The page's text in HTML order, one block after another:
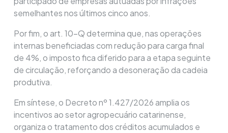
semelhantes nos últimos cinco anos.
Por fim, o art. 10-Q determina que, nas operações
internas beneficiadas com redução para carga final
de 4%, o imposto fica diferido para a etapa seguinte
de circulação, reforçando a desoneração da cadeia
produtiva.
Em síntese, o Decreto nº 1.427/2026 amplia os
incentivos ao setor agropecuário catarinense,
organiza o tratamento dos créditos acumulados e